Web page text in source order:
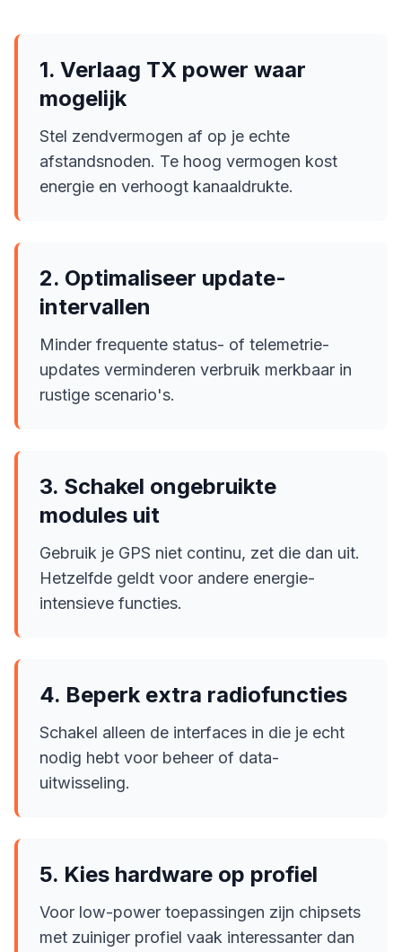
1. Verlaag TX power waar
mogelijk
Stel zendvermogen af op je echte
afstandsnoden. Te hoog vermogen kost
energie en verhoogt kanaaldrukte.
2. Optimaliseer update-
intervallen
Minder frequente status- of telemetrie-
updates verminderen verbruik merkbaar in
rustige scenario's.
3. Schakel ongebruikte
modules uit
Gebruik je GPS niet continu, zet die dan uit.
Hetzelfde geldt voor andere energie-
intensieve functies.
4. Beperk extra radiofuncties
Schakel alleen de interfaces in die je echt
nodig hebt voor beheer of data-
uitwisseling.
5. Kies hardware op profiel
Voor low-power toepassingen zijn chipsets
met zuiniger profiel vaak interessanter dan